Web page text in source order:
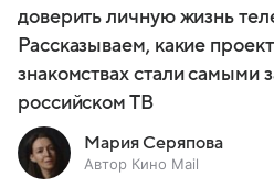
доверить личную жизнь
Рассказываем, какие
знакомствах стали самыми
российском ТВ
Мария Серяпова
Автор Кино Mail